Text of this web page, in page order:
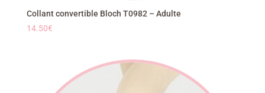
Collant convertible Bloch T0982 – Adulte
14.50€